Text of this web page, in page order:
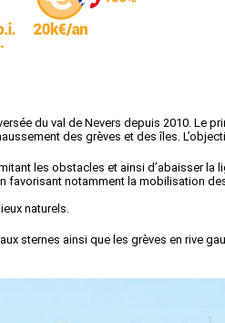
du val de Nevers depuis 2010. Le
des grèves et des îles.
les obstacles et ainsi d’abaisser la
favorisant notamment la mobilisation
naturels.
sternes ainsi que les grèves en rive